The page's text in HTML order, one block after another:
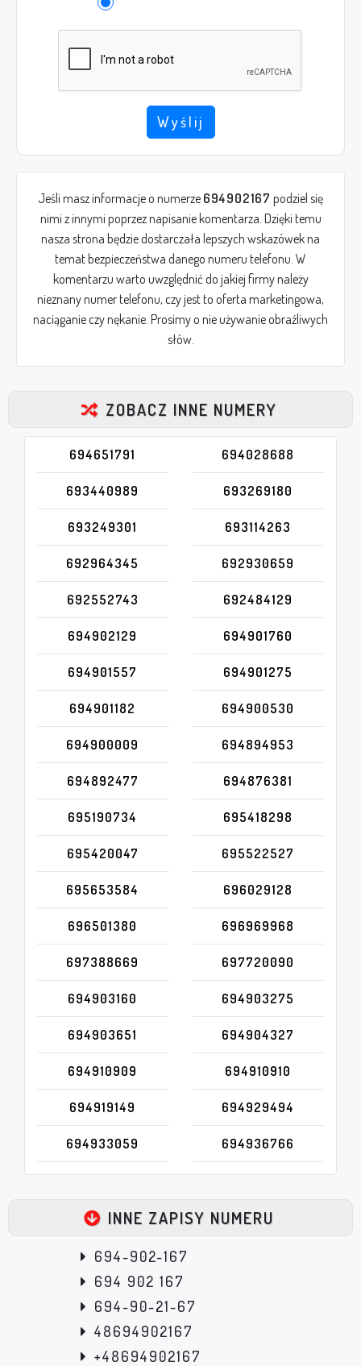
Wyślij
Jeśli masz informacje o numerze 694902167 podziel się
nimi z innymi poprzez napisanie komentarza. Dzięki temu
nasza strona będzie dostarczała lepszych wskazówek na
temat bezpieczeństwa danego numeru telefonu. W
komentarzu warto uwzględnić do jakiej firmy należy
nieznany numer telefonu, czy jest to oferta marketingowa,
naciąganie czy nękanie. Prosimy o nie używanie obraźliwych
słów.
ZOBACZ INNE NUMERY
694651791 694028688
693440989 693269180
693249301 693114263
692964345 692930659
692552743 692484129
694902129 694901760
694901557 694901275
694901182 694900530
694900009 694894953
694892477 694876381
695190734 695418298
695420047 695522527
695653584 696029128
696501380 696969968
697388669 697720090
694903160 694903275
694903651 694904327
694910909 694910910
694919149 694929494
694933059 694936766
INNE ZAPISY NUMERU
694-902-167
694 902 167
694-90-21-67
48694902167
+48694902167